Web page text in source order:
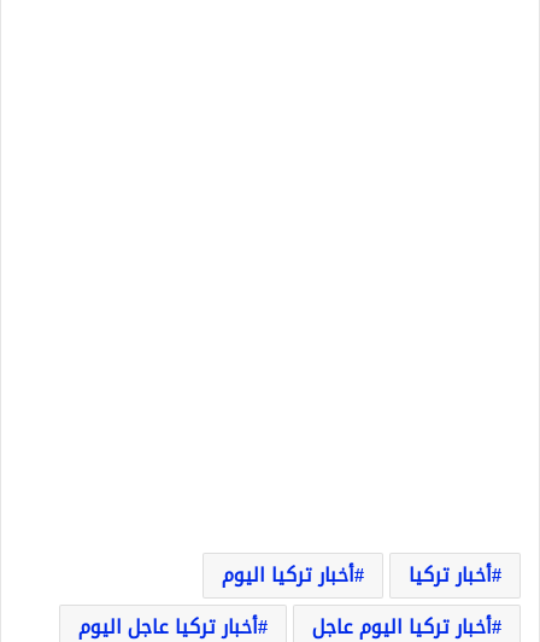
أخبار تركيا
أخبار تركيا اليوم
أخبار تركيا اليوم عاجل
أخبار تركيا عاجل اليوم